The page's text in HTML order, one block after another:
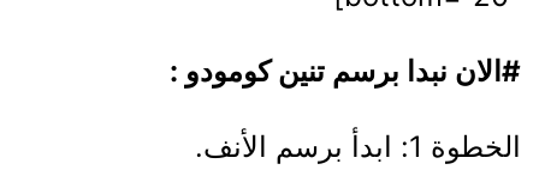
#الان نبدا برسم تنين كومودو :
الخطوة 1: ابدأ برسم الأنف.